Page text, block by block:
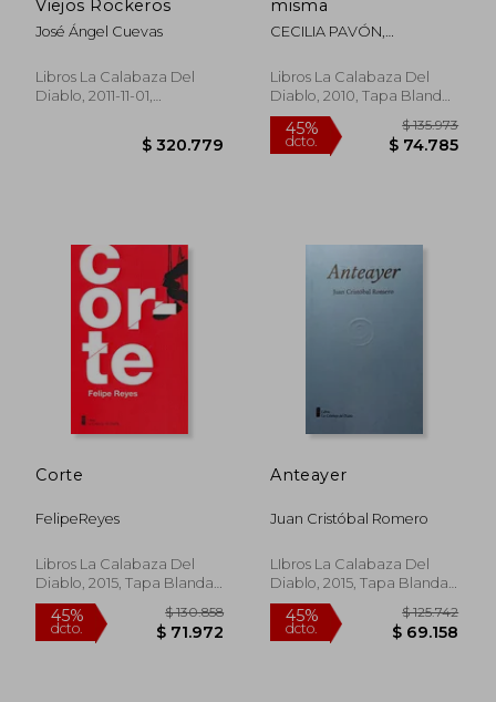
45% 45%
Viejos Rockeros
José Ángel Cuevas
Libros La Calabaza Del
Diablo, 2011-11-01,
$ 320.779
misma
CECILIA PAVÓN,
FERNANDA LAGUNA,
SUSANA PAMPÍN, INÉS
ACEVEDO Y DALIA
ROSETTI
Libros La Calabaza Del
Diablo, 2010, Tapa Blanda,
Nuevo
45% $
Corte
FelipeReyes
Libros La Calabaza Del
Diablo, 2015, Tapa Blanda,
Nuevo
Anteayer
Juan Cristóbal Romero
LIbros La Calabaza Del
Diablo, 2015, Tapa Blanda,
Nuevo